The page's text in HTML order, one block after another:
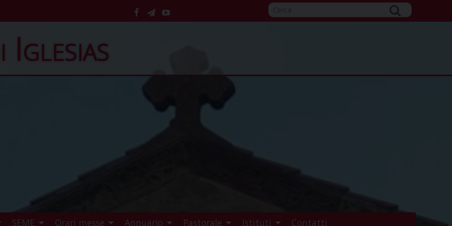
facebook
telegram
YouTube
Iglesias
SEME Orari messe Annuario Pastorale Istituti Contatti